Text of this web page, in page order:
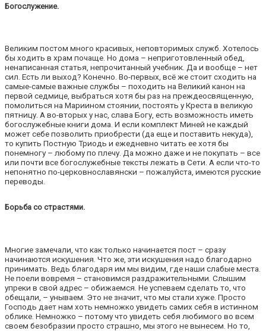
Богослужение.
Великим постом много красивых, неповторимых служб. Хотелось
бы ходить в храм почаще. Но дома – неприготовленный обед,
ненаписанная статья, непрочитанный учебник. Да и вообще – нет
сил. Есть ли выход? Конечно. Во-первых, всё же стоит сходить на
самые-самые важные службы – походить на Великий канон на
первой седмице, выбраться хотя бы раз на преждеосвященную,
помолиться на Мариином стоянии, постоять у Креста в великую
пятницу. А во-вторых у нас, слава Богу, есть возможность иметь
богослужебные книги дома. И если комплект Миней не каждый
может себе позволить приобрести (да еще и поставить некуда),
то купить Постную Триодь и ежедневно читать ее хотя бы
понемногу – любому по плечу. Да можно даже и не покупать – все
или почти все богослужебные тексты лежать в Сети. А если что-то
непонятно по-церковнославянски – пожалуйста, имеются русские
переводы.
Борьба со страстями.
Многие замечали, что как только начинается пост – сразу
начинаются искушения. Что же, эти искушения надо благодарно
принимать. Ведь благодаря им мы видим, где наши слабые места.
Не поели вовремя – становимся раздражительными. Слышим
упреки в свой адрес – обижаемся. Не успеваем сделать то, что
обещали, – унываем. Это не значит, что мы стали хуже. Просто
Господь дает нам хоть немножко увидеть самих себя в истинном
облике. Немножко – потому что увидеть себя любимого во всем
своем безобразии просто страшно, мы этого не вынесем. Но то,